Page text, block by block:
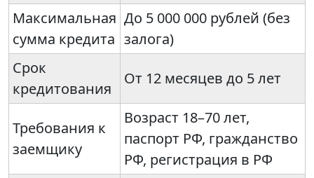
Максимальная
сумма кредита
До 5 000 000 рублей (без
залога)
Срок
кредитования
От 12 месяцев до 5 лет
Требования к
заемщику
Возраст 18–70 лет,
паспорт РФ, гражданство
РФ, регистрация в РФ